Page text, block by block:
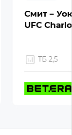
Смит –
UFC
ТБ 2,5